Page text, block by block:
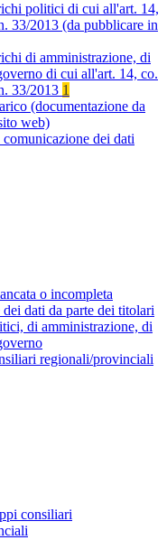
politici di cui all'art. 14,
33/2013 (da pubblicare in
di amministrazione, di
di cui all'art. 14, co.
33/2013 1
(documentazione da
web)
dei dati
o incompleta
dati da parte dei titolari
di amministrazione, di
regionali/provinciali
consiliari